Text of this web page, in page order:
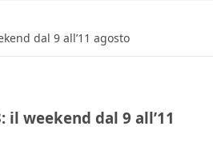
dal 9 all’11 agosto
il weekend dal 9 all’11